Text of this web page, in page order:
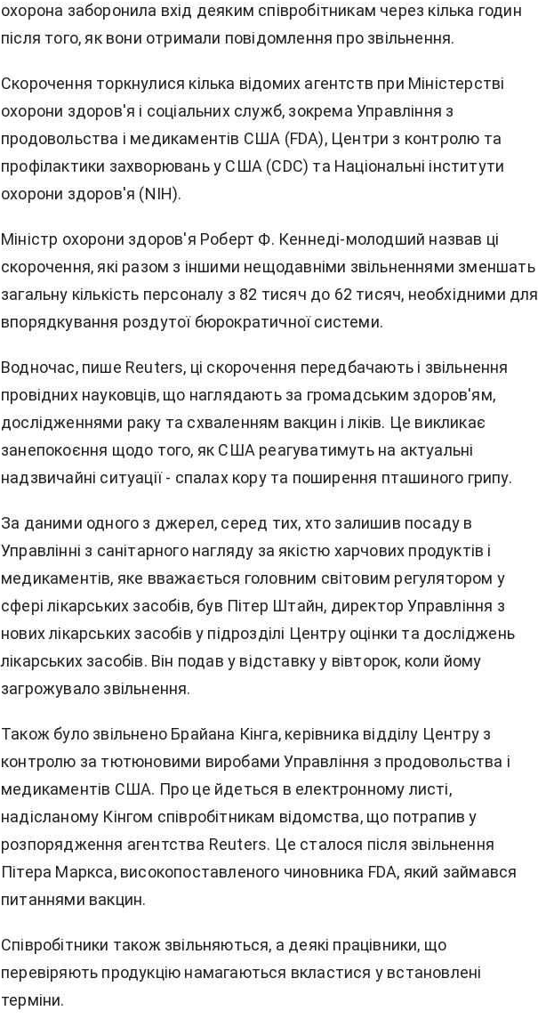
охорона заборонила вхід деяким співробітникам через кілька годин
після того, як вони отримали повідомлення про звільнення.
Скорочення торкнулися кілька відомих агентств при Міністерстві
охорони здоров'я і соціальних служб, зокрема Управління з
продовольства і медикаментів США (FDA), Центри з контролю та
профілактики захворювань у США (CDC) та Національні інститути
охорони здоров'я (NIH).
Міністр охорони здоров'я Роберт Ф. Кеннеді-молодший назвав ці
скорочення, які разом з іншими нещодавніми звільненнями зменшать
загальну кількість персоналу з 82 тисяч до 62 тисяч, необхідними для
впорядкування роздутої бюрократичної системи.
Водночас, пише Reuters, ці скорочення передбачають і звільнення
провідних науковців, що наглядають за громадським здоров'ям,
дослідженнями раку та схваленням вакцин і ліків. Це викликає
занепокоєння щодо того, як США реагуватимуть на актуальні
надзвичайні ситуації - спалах кору та поширення пташиного грипу.
За даними одного з джерел, серед тих, хто залишив посаду в
Управлінні з санітарного нагляду за якістю харчових продуктів і
медикаментів, яке вважається головним світовим регулятором у
сфері лікарських засобів, був Пітер Штайн, директор Управління з
нових лікарських засобів у підрозділі Центру оцінки та досліджень
лікарських засобів. Він подав у відставку у вівторок, коли йому
загрожувало звільнення.
Також було звільнено Брайана Кінга, керівника відділу Центру з
контролю за тютюновими виробами Управління з продовольства і
медикаментів США. Про це йдеться в електронному листі,
надісланому Кінгом співробітникам відомства, що потрапив у
розпорядження агентства Reuters. Це сталося після звільнення
Пітера Маркса, високопоставленого чиновника FDA, який займався
питаннями вакцин.
Співробітники також звільняються, а деякі працівники, що
перевіряють продукцію намагаються вкластися у встановлені
терміни.